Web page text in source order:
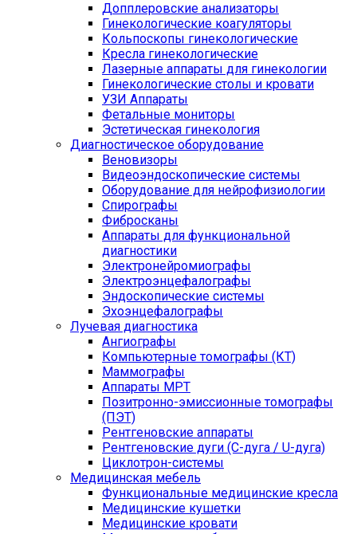
Допплеровские анализаторы
Гинекологические коагуляторы
Кольпоскопы гинекологические
Кресла гинекологические
Лазерные аппараты для гинекологии
Гинекологические столы и кровати
УЗИ Аппараты
Фетальные мониторы
Эстетическая гинекология
Диагностическое оборудование
Веновизоры
Видеоэндоскопические системы
Оборудование для нейрофизиологии
Спирографы
Фибросканы
Аппараты для функциональной
диагностики
Электронейромиографы
Электроэнцефалографы
Эндоскопические системы
Эхоэнцефалографы
Лучевая диагностика
Ангиографы
Компьютерные томографы (КТ)
Маммографы
Аппараты МРТ
Позитронно-эмиссионные томографы
(ПЭТ)
Рентгеновские аппараты
Рентгеновские дуги (С-дуга / U-дуга)
Циклотрон-системы
Медицинская мебель
Функциональные медицинские кресла
Медицинские кушетки
Медицинские кровати